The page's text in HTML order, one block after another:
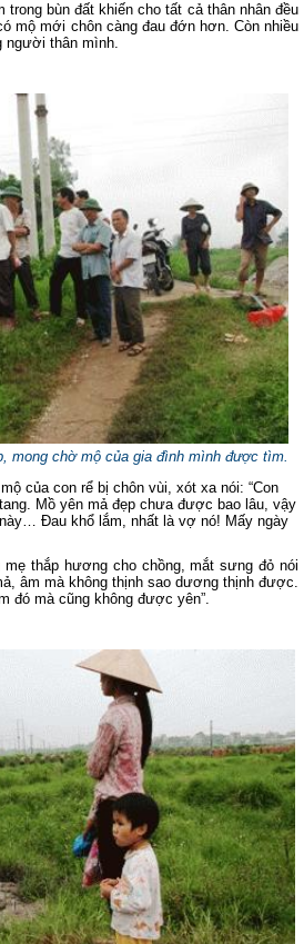
trong bùn đất khiến cho tất cả thân nhân đều
mộ mới chôn càng đau đớn hơn. Còn nhiều
người thân mình.
mong chờ mộ của gia đình mình được tìm.
của con rể bị chôn vùi, xót xa nói: “Con
Mồ yên mả đẹp chưa được bao lâu, vậy
Đau khổ lắm, nhất là vợ nó! Mấy ngày
mẹ thắp hương cho chồng, mắt sưng đỏ nói
âm mà không thịnh sao dương thịnh được.
đó mà cũng không được yên”.